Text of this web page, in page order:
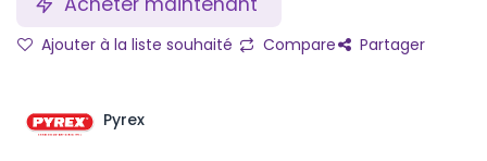
Ajouter à la liste souhaité Compare Partager
Pyrex